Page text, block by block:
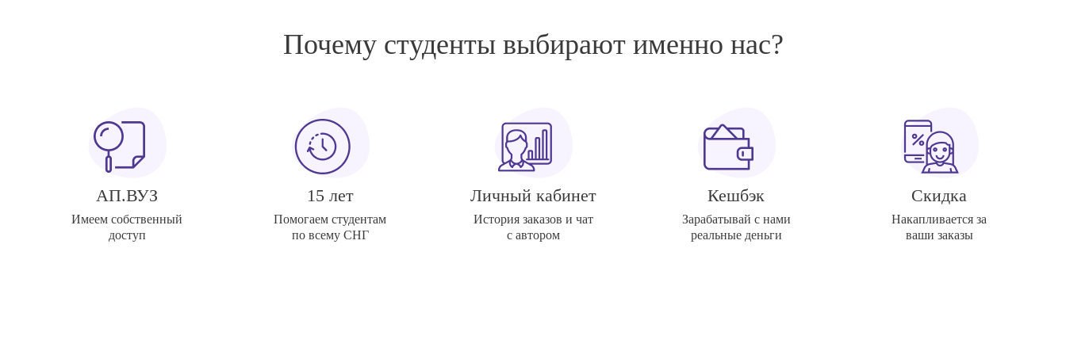
Почему студенты выбирают именно нас?
АП.ВУЗ
Имеем собственный
доступ
15 лет
Помогаем студентам
по всему СНГ
Личный кабинет
История заказов и чат
с автором
Кешбэк
Зарабатывай с нами
реальные деньги
Скидка
Накапливается за
ваши заказы